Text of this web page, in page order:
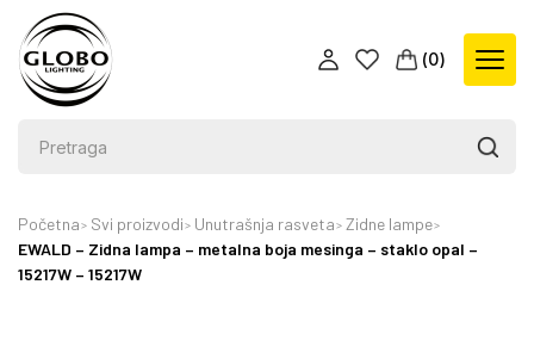
(0)
Početna Svi proizvodi Unutrašnja rasveta Zidne lampe
EWALD – Zidna lampa – metalna boja mesinga – staklo opal –
15217W – 15217W